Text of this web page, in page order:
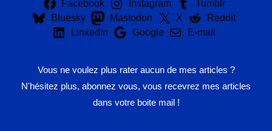
Facebook Instagram
Tumblr
Bluesky
Mastodon X
Reddit
LinkedIn
Google E-mail
Vous ne voulez plus rater aucun de mes articles ?
N'hésitez plus, abonnez vous, vous recevrez mes articles
dans votre boite mail !